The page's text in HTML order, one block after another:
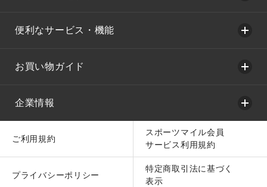
便利なサービス・機能
お買い物ガイド
企業情報
ご利用規約
スポーツマイル会員
サービス利用規約
プライバシーポリシー
特定商取引法に基づく
表示